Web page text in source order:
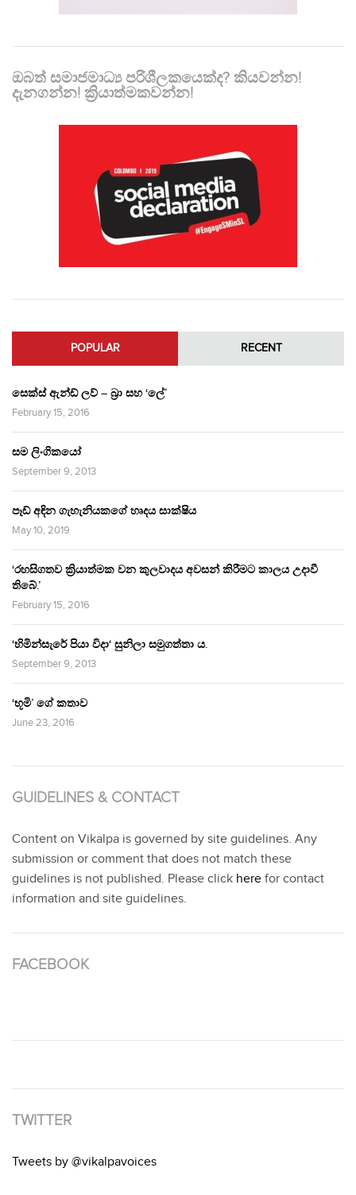
ඔබත් සමාජමාධ්‍ය පරිශීලකයෙක්ද? කියවන්න!
දැනගන්න! ක්‍රියාත්මකවන්න!
POPULAR RECENT
සෙක්ස් ඇන්ඩ් ලව් – බ්‍රා සහ ‘ලේ’
February 15, 2016
සම ලිංගිකයෝ
September 9, 2013
පෑඩ් අඳින ගැහැනියකගේ හෘදය සාක්ෂිය
May 10, 2019
‘රහසිගතව ක්‍රියාත්මක වන කුලවාදය අවසන් කිරීමට කාලය උදාවී
තිබේ.’
February 15, 2016
‘හිමින්සැරේ පියා විදා‘ සුනිලා සමුගත්තා ය.
September 9, 2013
‘භූමි’ ගේ කතාව
June 23, 2016
GUIDELINES & CONTACT
Content on Vikalpa is governed by site guidelines. Any
submission or comment that does not match these
guidelines is not published. Please click here for contact
information and site guidelines.
FACEBOOK
TWITTER
Tweets by @vikalpavoices